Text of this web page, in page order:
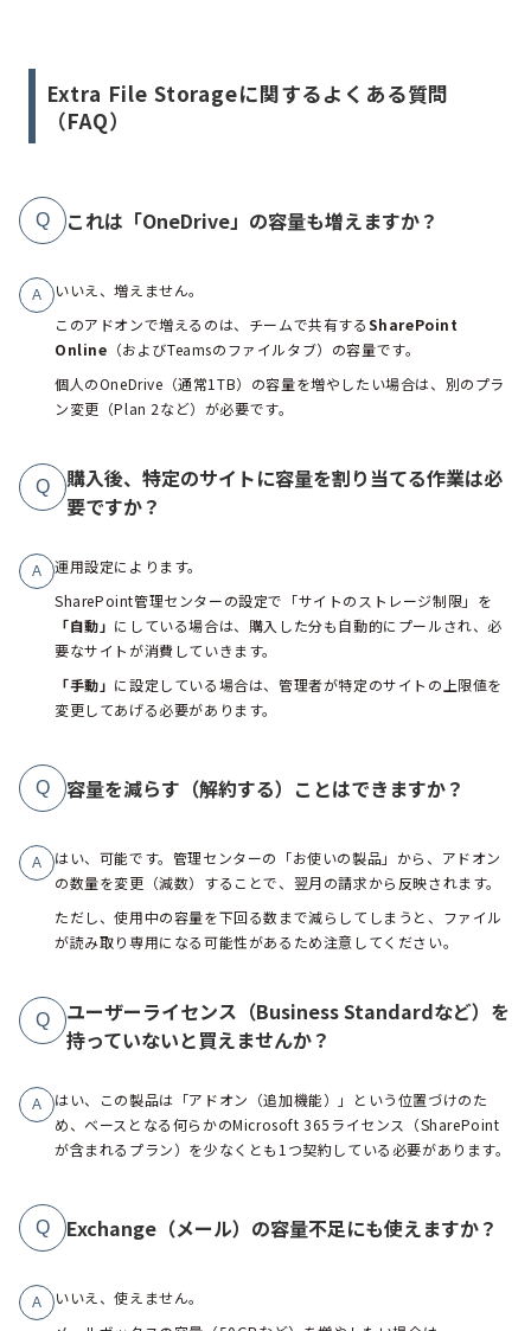
Extra File Storageに関するよくある質問
（FAQ）
Q これは「OneDrive」の容量も増えますか？
A
いいえ、増えません。
このアドオンで増えるのは、チームで共有するSharePoint
Online （およびTeamsのファイルタブ）の容量です。
個人のOneDrive（通常1TB）の容量を増やしたい場合は、別のプラ
ン変更（Plan 2など）が必要です。
Q
購入後、特定のサイトに容量を割り当てる作業は必
要ですか？
A
運用設定によります。
SharePoint管理センターの設定で「サイトのストレージ制限」を
「自動」 にしている場合は、購入した分も自動的にプールされ、必
要なサイトが消費していきます。
「手動」 に設定している場合は、管理者が特定のサイトの上限値を
変更してあげる必要があります。
Q 容量を減らす（解約する）ことはできますか？
A
はい、可能です。管理センターの「お使いの製品」から、アドオン
の数量を変更（減数）することで、翌月の請求から反映されます。
ただし、使用中の容量を下回る数まで減らしてしまうと、ファイル
が読み取り専用になる可能性があるため注意してください。
Q
ユーザーライセンス（Business Standardなど）を
持っていないと買えませんか？
A
はい、この製品は「アドオン（追加機能）」という位置づけのた
め、ベースとなる何らかのMicrosoft 365ライセンス（SharePoint
が含まれるプラン）を少なくとも1つ契約している必要があります。
Q Exchange（メール）の容量不足にも使えますか？
A
いいえ、使えません。